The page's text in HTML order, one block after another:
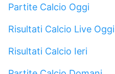
Partite Calcio Oggi
Risultati Calcio Live Oggi
Risultati Calcio Ieri